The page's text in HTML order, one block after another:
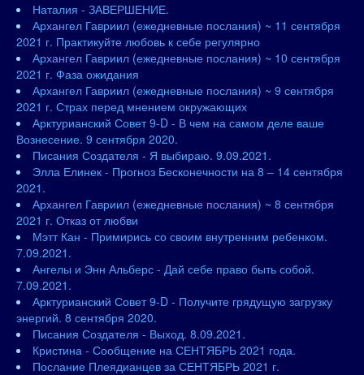
Наталия - ЗАВЕРШЕНИЕ.
Архангел Гавриил (ежедневные послания) ~ 11 сентября
2021 г. Практикуйте любовь к себе регулярно
Архангел Гавриил (ежедневные послания) ~ 10 сентября
2021 г. Фаза ожидания
Архангел Гавриил (ежедневные послания) ~ 9 сентября
2021 г. Страх перед мнением окружающих
Арктурианский Совет 9-D - В чем на самом деле ваше
Вознесение. 9 сентября 2020.
Писания Создателя - Я выбираю. 9.09.2021.
Элла Елинек - Прогноз Бесконечности на 8 – 14 сентября
2021.
Архангел Гавриил (ежедневные послания) ~ 8 сентября
2021 г. Отказ от любви
Мэтт Кан - Примирись со своим внутренним ребенком.
7.09.2021.
Ангелы и Энн Альберс - Дай себе право быть собой.
7.09.2021.
Арктурианский Совет 9-D - Получите грядущую загрузку
энергий. 8 сентября 2020.
Писания Создателя - Выход. 8.09.2021.
Кристина - Сообщение на СЕНТЯБРЬ 2021 года.
Послание Плеядианцев за СЕНТЯБРЬ 2021 г.